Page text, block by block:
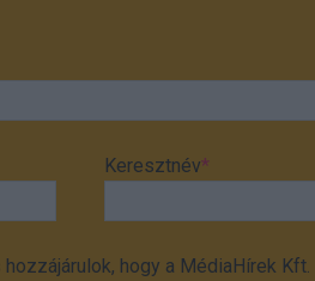
Keresztnév*
hogy a MédiaHírek